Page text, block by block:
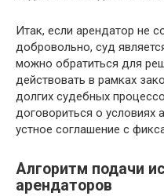
Итак, если арендатор не
добровольно, суд
можно обратиться для
действовать в рамках
долгих судебных
договориться о условиях
устное соглашение с
Алгоритм подачи
арендаторов